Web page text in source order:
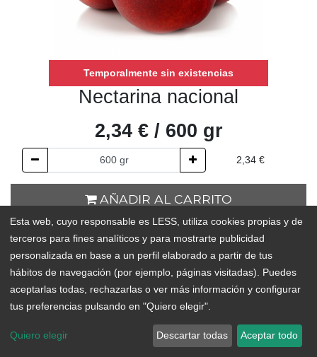
Temporalmente sin existencias
Nectarina nacional
2,34€ / 600 gr
2,34 €
AÑADIR AL CARRITO
Temporalmente sin existencias
Add to Wishlist
ORIGEN: España
Disfruta del sabor auténtico y natural de estas nectarinas de
origen 100% nacional, respetando los tiempos naturales de la
Esta web, cuyo responsable es LESS, utiliza cookies propias y de
terceros para fines analíticos y para mostrarte publicidad
personalizada en base a un perfil elaborado a partir de tus
hábitos de navegación (por ejemplo, páginas visitadas). Puedes
aceptarlas todas, rechazarlas o ver más información y configurar
tus preferencias pulsando en "Quiero elegir".
Quiero elegir Descartar todas Aceptar todo